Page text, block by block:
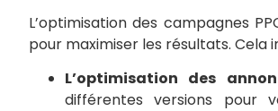
L’optimisation des campagnes
pour maximiser les résultats. Cela
L’optimisation des
différentes versions pour